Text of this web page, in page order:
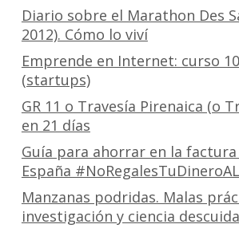
Diario sobre el Marathon Des
2012). Cómo lo viví
Emprende en Internet: curso
(startups)
GR 11 o Travesía Pirenaica (o
en 21 días
Guía para ahorrar en la
España
Manzanas podridas. Malas
investigación y ciencia